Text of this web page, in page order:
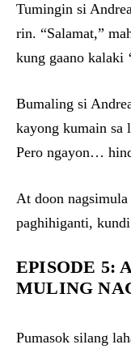
Tumingin si
rin. “Salamat,”
kung gaano kalaki
Bumaling si
kayong kumain sa
Pero ngayon…
At doon
paghihiganti,
EPISODE 5:
MULING
Pumasok silang